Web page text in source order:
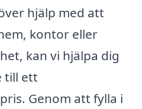
hjälp med att
kontor eller
kan vi hjälpa dig
till ett
Genom att fylla i